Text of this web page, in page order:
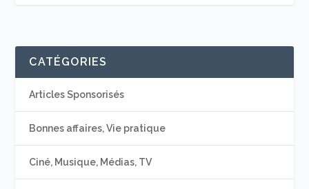
CATÉGORIES
Articles Sponsorisés
Bonnes affaires, Vie pratique
Ciné, Musique, Médias, TV